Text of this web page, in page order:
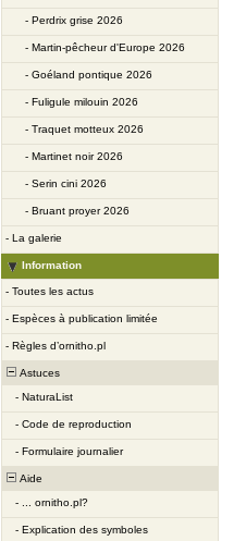
- Perdrix grise 2026
- Martin-pêcheur d'Europe 2026
- Goéland pontique 2026
- Fuligule milouin 2026
- Traquet motteux 2026
- Martinet noir 2026
- Serin cini 2026
- Bruant proyer 2026
- La galerie
Information
- Toutes les actus
- Espèces à publication limitée
- Règles d’ornitho.pl
Astuces
- NaturaList
- Code de reproduction
- Formulaire journalier
Aide
-
... ornitho.pl?
- Explication des symboles